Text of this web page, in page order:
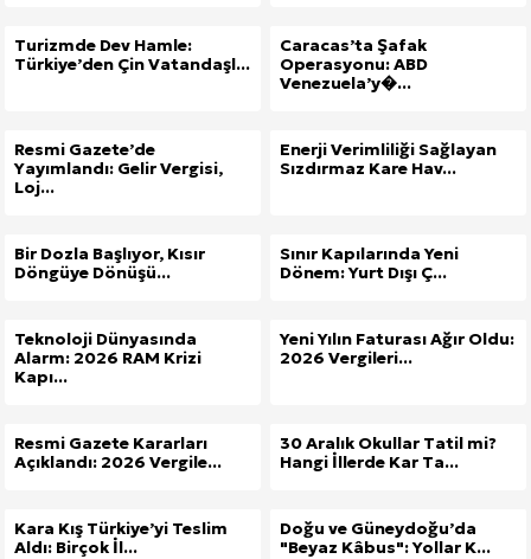
Turizmde Dev Hamle:
Türkiye’den Çin Vatandaşl...
Caracas’ta Şafak
Operasyonu: ABD
Venezuela’y�...
Resmi Gazete’de
Yayımlandı: Gelir Vergisi,
Loj...
Enerji Verimliliği Sağlayan
Sızdırmaz Kare Hav...
Bir Dozla Başlıyor, Kısır
Döngüye Dönüşü...
Sınır Kapılarında Yeni
Dönem: Yurt Dışı Ç...
Teknoloji Dünyasında
Alarm: 2026 RAM Krizi
Kapı...
Yeni Yılın Faturası Ağır Oldu:
2026 Vergileri...
Resmi Gazete Kararları
Açıklandı: 2026 Vergile...
30 Aralık Okullar Tatil mi?
Hangi İllerde Kar Ta...
Kara Kış Türkiye’yi Teslim
Aldı: Birçok İl...
Doğu ve Güneydoğu’da
"Beyaz Kâbus": Yollar K...
Kuzu Fileto Seçimi ve Pişirme Önerileri: Yumuşak
Dar Tavanlı Alanlar İçin Oval Hava Kanalı Avantajları